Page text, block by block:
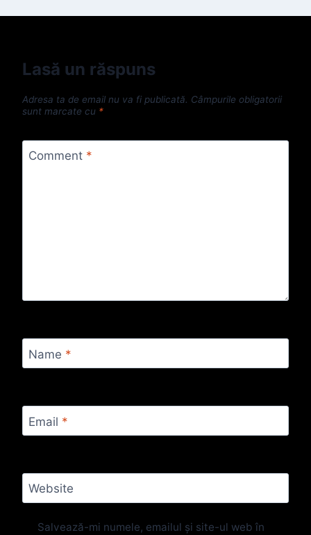
Lasă un răspuns
Adresa ta de email nu va fi publicată. Câmpurile obligatorii
sunt marcate cu *
Comment *
Name *
Email *
Website
Salvează-mi numele, emailul și site-ul web în